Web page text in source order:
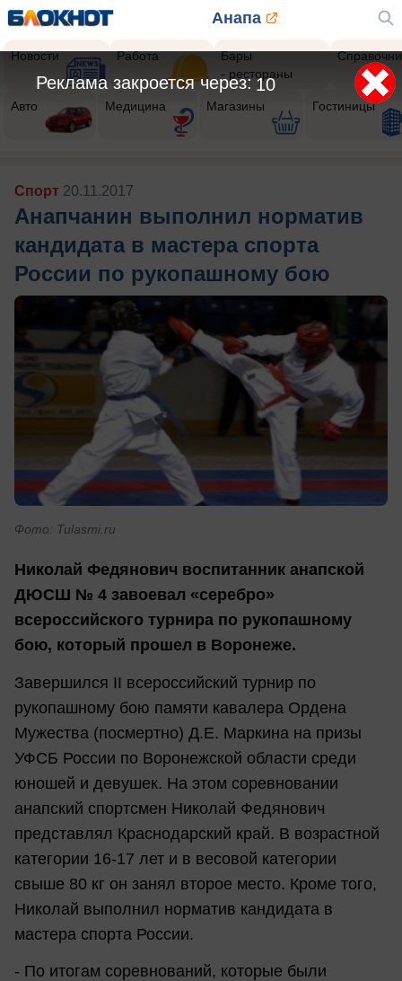
Анапа
Новости Работа
Бары
- рестораны
Авто Медицина Магазины Гостиницы
Спорт 20.11.2017
Анапчанин выполнил норматив
кандидата в мастера спорта
России по рукопашному бою
Фото: Tulasmi.ru
Николай Федянович воспитанник анапской
ДЮСШ № 4 завоевал «серебро»
всероссийского турнира по рукопашному
бою, который прошел в Воронеже.
Завершился II всероссийский турнир по
рукопашному бою памяти кавалера Ордена
Мужества (посмертно) Д.Е. Маркина на призы
УФСБ России по Воронежской области среди
юношей и девушек. На этом соревновании
анапский спортсмен Николай Федянович
представлял Краснодарский край. В возрастной
категории 16-17 лет и в весовой категории
свыше 80 кг он занял второе место. Кроме того,
Николай выполнил норматив кандидата в
мастера спорта России.
- По итогам соревнований, которые были
8
Реклама закроется через: